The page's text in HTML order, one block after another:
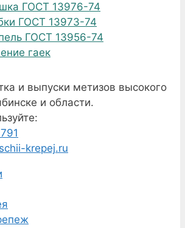
ГОСТ 13976-74
ГОСТ 13973-74
ГОСТ 13956-74
гаек
и выпуски метизов высокого
и области.
krepej.ru